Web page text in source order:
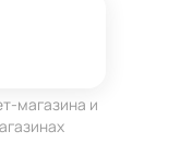
магазина и